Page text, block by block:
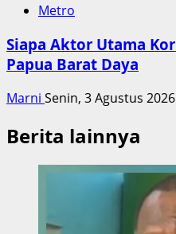
Metro
Siapa Aktor Utama
Papua Barat Daya
Marni Senin, 3 Agustus 2026
Berita lainnya